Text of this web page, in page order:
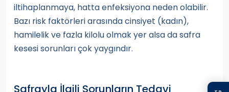
iltihaplanmaya, hatta enfeksiyona neden olabilir.
Bazı risk faktörleri arasında cinsiyet (kadın),
hamilelik ve fazla kilolu olmak yer alsa da safra
kesesi sorunları çok yaygındır.
Safrayla İlgili Sorunların Tedavi